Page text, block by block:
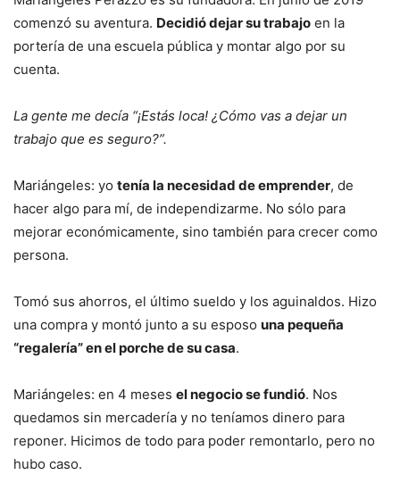
comenzó su aventura. Decidió dejar su trabajo en la
portería de una escuela pública y montar algo por su
cuenta.
La gente me decía “¡Estás loca! ¿Cómo vas a dejar un
trabajo que es seguro?”.
Mariángeles: yo tenía la necesidad de emprender, de
hacer algo para mí, de independizarme. No sólo para
mejorar económicamente, sino también para crecer como
persona.
Tomó sus ahorros, el último sueldo y los aguinaldos. Hizo
una compra y montó junto a su esposo una pequeña
“regalería” en el porche de su casa.
Mariángeles: en 4 meses el negocio se fundió. Nos
quedamos sin mercadería y no teníamos dinero para
reponer. Hicimos de todo para poder remontarlo, pero no
hubo caso.